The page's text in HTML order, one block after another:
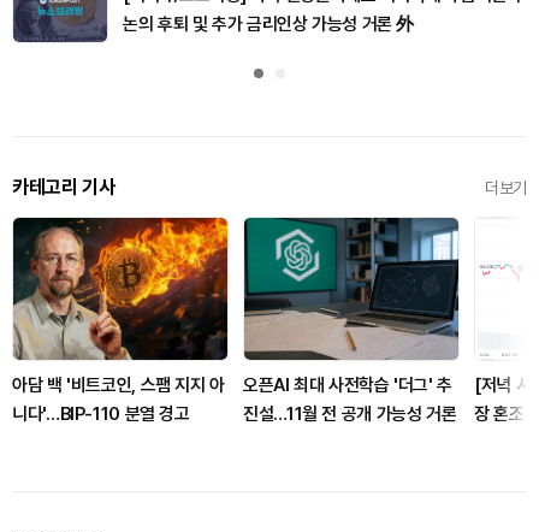
논의 후퇴 및 추가 금리인상 가능성 거론 外
카테고리 기사 더보기
아담 백 '비트코인, 스팸 지지 아
니다'…BIP-110 분열 경고
오픈AI 최대 사전학습 '더그' 추
진설…11월 전 공개 가능성 거론
[저녁 시
장 혼조